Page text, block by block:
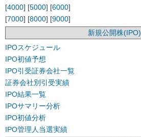
[4000] [5000] [6000]
[7000] [8000] [9000]
新規公開株(IPO)
IPOスケジュール
IPO初値予想
IPO引受証券会社一覧
証券会社別引受実績
IPO結果一覧
IPOサマリー分析
IPO初値分析
IPO管理人当選実績